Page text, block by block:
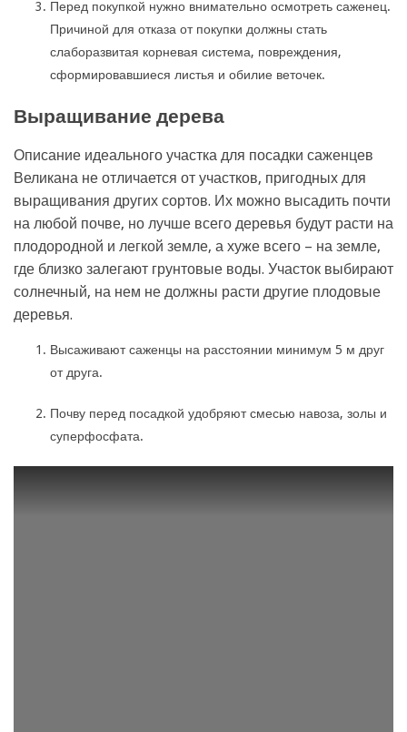
Перед покупкой нужно внимательно осмотреть саженец.
Причиной для отказа от покупки должны стать
слаборазвитая корневая система, повреждения,
сформировавшиеся листья и обилие веточек.
Выращивание дерева
Описание идеального участка для посадки саженцев
Великана не отличается от участков, пригодных для
выращивания других сортов. Их можно высадить почти
на любой почве, но лучше всего деревья будут расти на
плодородной и легкой земле, а хуже всего – на земле,
где близко залегают грунтовые воды. Участок выбирают
солнечный, на нем не должны расти другие плодовые
деревья.
Высаживают саженцы на расстоянии минимум 5 м друг
от друга.
Почву перед посадкой удобряют смесью навоза, золы и
суперфосфата.